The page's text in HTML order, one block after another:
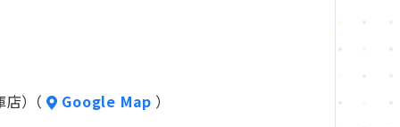
） （ Google Map ）